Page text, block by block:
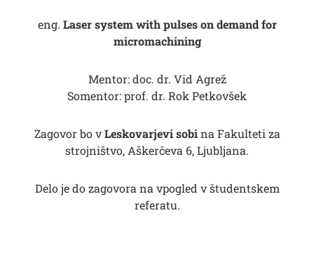
eng. Laser system with pulses on demand for
micromachining
Mentor: doc. dr. Vid Agrež
Somentor: prof. dr. Rok Petkovšek
Zagovor bo vLeskovarjevi sobina Fakulteti za
strojništvo, Aškerčeva 6, Ljubljana.
Delo je do zagovora na vpogled v študentskem
referatu.